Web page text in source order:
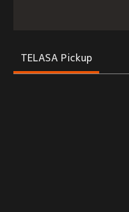
TELASA Pickup